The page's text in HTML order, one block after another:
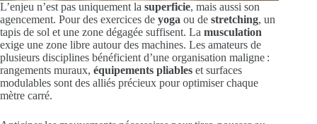
L’enjeu n’est pas uniquement la superficie, mais aussi son
agencement. Pour des exercices de yoga ou de stretching, un
tapis de sol et une zone dégagée suffisent. La musculation
exige une zone libre autour des machines. Les amateurs de
plusieurs disciplines bénéficient d’une organisation maligne :
rangements muraux, équipements pliables et surfaces
modulables sont des alliés précieux pour optimiser chaque
mètre carré.